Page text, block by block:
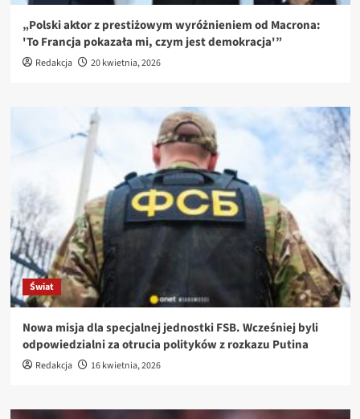
„Polski aktor z prestiżowym wyróżnieniem od Macrona:
'To Francja pokazała mi, czym jest demokracja'”
Redakcja 20 kwietnia, 2026
Świat
Nowa misja dla specjalnej jednostki FSB. Wcześniej byli
odpowiedzialni za otrucia polityków z rozkazu Putina
Redakcja 16 kwietnia, 2026